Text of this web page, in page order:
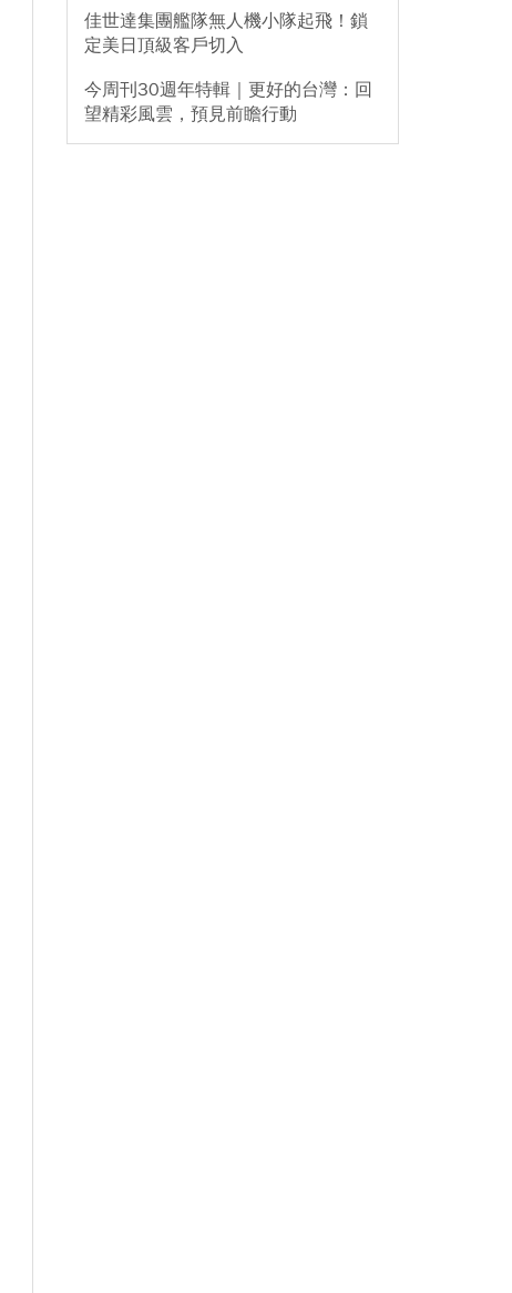
佳世達集團艦隊無人機小隊起飛！鎖
定美日頂級客戶切入
今周刊30週年特輯｜更好的台灣：回
望精彩風雲，預見前瞻行動